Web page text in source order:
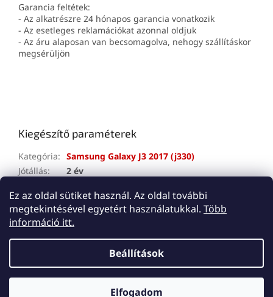
Ez az oldal sütiket használ. Az oldal további
megtekintésével egyetért használatukkal. Több
információ itt.
Beállítások
Elfogadom
Garancia feltétek:
- Az alkatrészre 24 hónapos garancia vonatkozik
- Az esetleges reklamációkat azonnal oldjuk
- Az áru alaposan van becsomagolva, nehogy szállításkor
megsérüljön
Kiegészítő paraméterek
Kategória: Samsung Galaxy J3 2017 (j330)
Jótállás:
2 év
Copyright 2026Lemes. Minden jog fenntartva.Süti
beállítások szerkesztése